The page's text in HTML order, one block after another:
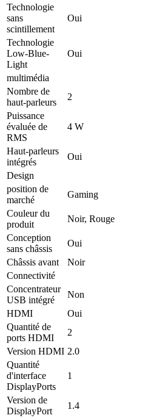
Technologie
sans
scintillement
Oui
Technologie
Low-Blue-
Light
Oui
multimédia
Nombre de
haut-parleurs
2
Puissance
évaluée de
RMS
4 W
Haut-parleurs
intégrés
Oui
Design
position de
marché
Gaming
Couleur du
produit
Noir, Rouge
Conception
sans châssis
Oui
Châssis avant
Noir
Connectivité
Concentrateur
USB intégré
Non
HDMI
Oui
Quantité de
ports HDMI
2
Version HDMI 2.0
Quantité
d'interface
DisplayPorts
1
Version de
DisplayPort
1.4